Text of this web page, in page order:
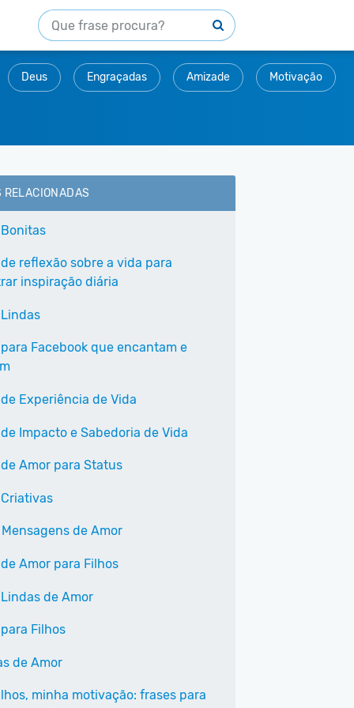
Deus Engraçadas Amizade Motivação
RELACIONADAS
de reflexão sobre a vida para
inspiração diária
para Facebook que encantam e
Experiência de Vida
Impacto e Sabedoria de Vida
de Amor para Status
de Amor
Amor para Filhos
de Amor
Filhos
de Amor
minha motivação: frases para